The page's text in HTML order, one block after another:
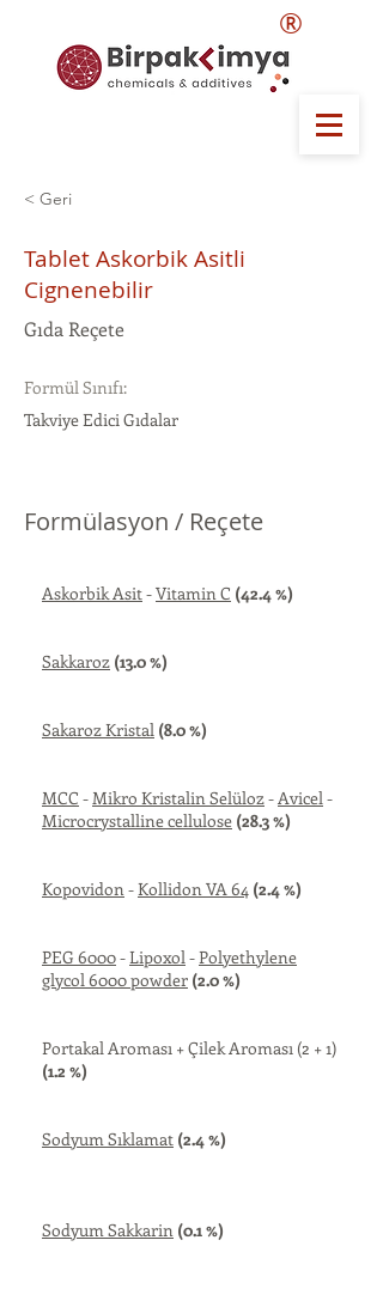
®
< Geri
Tablet Askorbik Asitli
Cignenebilir
Gıda Reçete
Formül Sınıfı:
Takviye Edici Gıdalar
Formülasyon / Reçete
Askorbik Asit-Vitamin C (42.4 %)
Sakkaroz (13.0 %)
Sakaroz Kristal (8.0 %)
MCC -Mikro Kristalin Selüloz-Avicel-
Microcrystalline cellulose (28.3 %)
Kopovidon-Kollidon VA 64 (2.4 %)
PEG 6000-Lipoxol-Polyethylene
glycol 6000 powder (2.0 %)
Portakal Aroması + Çilek Aroması (2 + 1)
(1.2 %)
Sodyum Sıklamat (2.4 %)
Sodyum Sakkarin (0.1 %)